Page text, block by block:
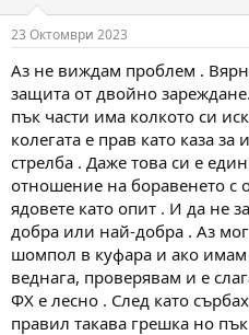
s
23 Октомври 2023
Аз не виждам проблем .
защита от двойно
пък части има колкото си
колегата е прав като каза
стрелба . Даже това си е
отношение на боравенето с
ядовете като опит . И да не
добра или най-добра . Аз
шомпол в куфара и ако
веднага, проверявам и е
ФХ е лесно . След като
правил такава грешка но